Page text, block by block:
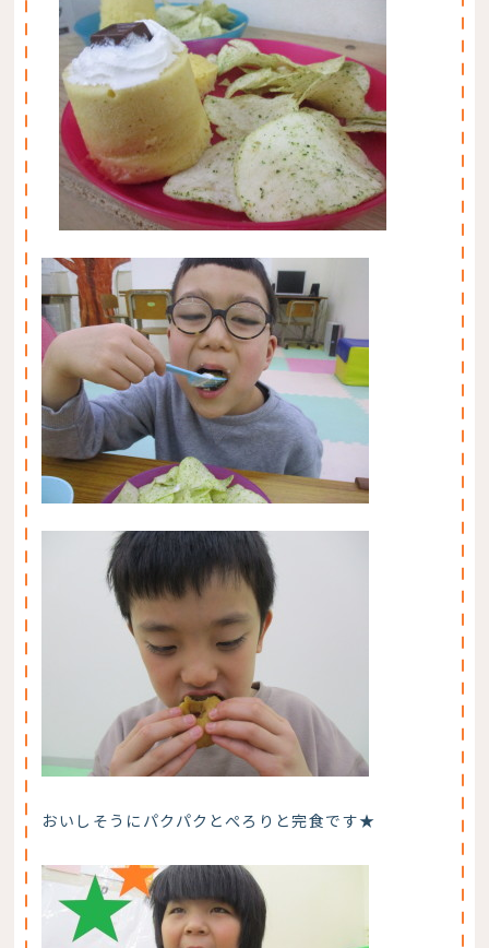
おいしそうにパクパクとぺろりと完食です★